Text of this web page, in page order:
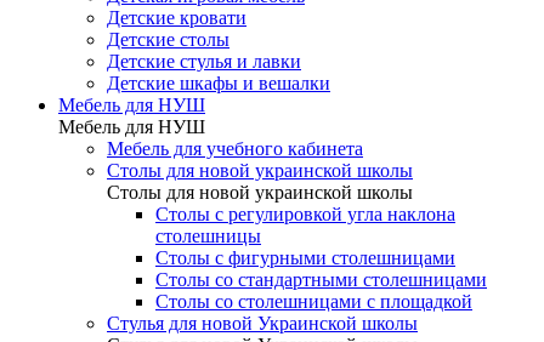
Детские кровати
Детские столы
Детские стулья и лавки
Детские шкафы и вешалки
Мебель для НУШ
Мебель для НУШ
Мебель для учебного кабинета
Столы для новой украинской школы
Столы для новой украинской школы
Столы с регулировкой угла наклона
столешницы
Столы с фигурными столешницами
Столы со стандартными столешницами
Столы со столешницами с площадкой
Стулья для новой Украинской школы